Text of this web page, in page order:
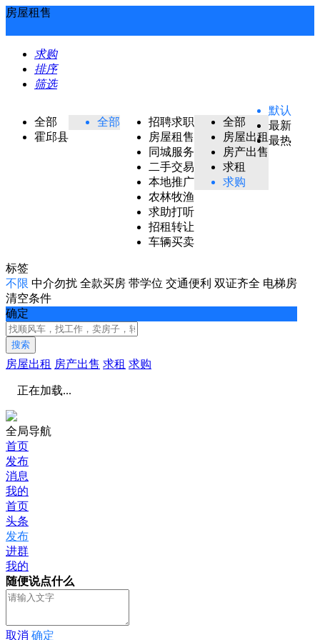
房屋租售
求购
排序
筛选
全部
霍邱县
全部
招聘求职
房屋租售
同城服务
二手交易
本地推广
农林牧渔
求助打听
招租转让
车辆买卖
全部
房屋出租
房产出售
求租
求购
默认
最新
最热
标签
不限 中介勿扰 全款买房 带学位 交通便利 双证齐全 电梯房
清空条件
确定
搜索
房屋出租 房产出售 求租 求购
正在加载...
全局导航
首页
发布
消息
我的
首页
头条
发布
进群
我的
随便说点什么
取消 确定